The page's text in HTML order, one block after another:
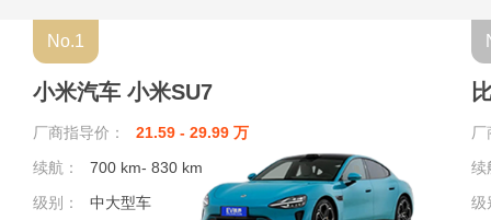
No.1
小米汽车 小米SU7
厂商指导价：
21.59 - 29.99 万
续航：
700 km- 830 km
级别：
中大型车
厂
续
级
日产 (8)
S
斯巴鲁 (2)